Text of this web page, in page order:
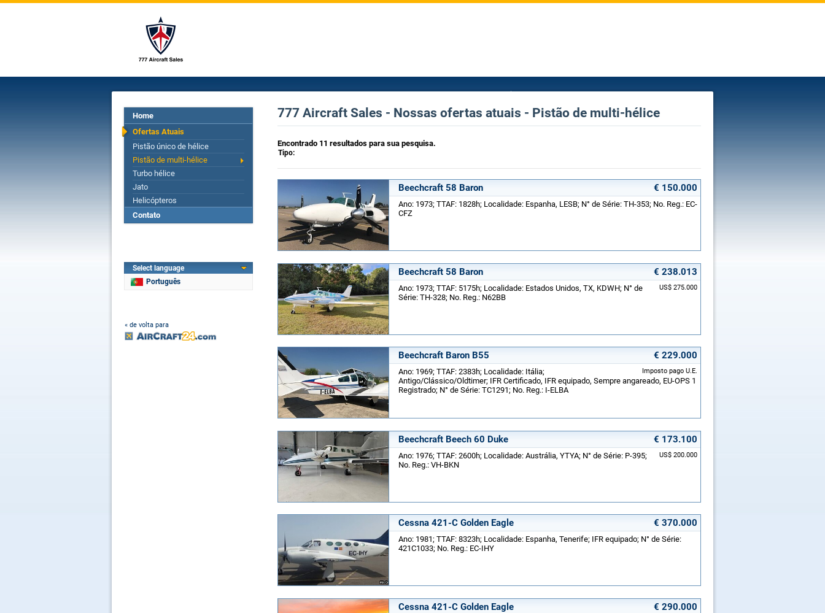
Home
Ofertas Atuais
Pistão único de hélice
Pistão de multi-hélice
Turbo hélice
Jato
Helicópteros
Contato
Select language
Português
« de volta para
777 Aircraft Sales - Nossas ofertas atuais - Pistão de multi-hélice
Encontrado 11 resultados para sua pesquisa.
Tipo:
Beechcraft 58 Baron € 150.000
Ano: 1973; TTAF: 1828h; Localidade: Espanha, LESB; N° de Série: TH-353; No. Reg.: EC-
CFZ
Beechcraft 58 Baron € 238.013
US$ 275.000
Ano: 1973; TTAF: 5175h; Localidade: Estados Unidos, TX, KDWH; N° de
Série: TH-328; No. Reg.: N62BB
Beechcraft Baron B55 € 229.000
Imposto pago U.E.
Ano: 1969; TTAF: 2383h; Localidade: Itália;
Antigo/Clássico/Oldtimer; IFR Certificado, IFR equipado, Sempre angareado, EU-OPS 1
Registrado; N° de Série: TC1291; No. Reg.: I-ELBA
Beechcraft Beech 60 Duke € 173.100
US$ 200.000
Ano: 1976; TTAF: 2600h; Localidade: Austrália, YTYA; N° de Série: P-395;
No. Reg.: VH-BKN
Cessna 421-C Golden Eagle € 370.000
Ano: 1981; TTAF: 8323h; Localidade: Espanha, Tenerife; IFR equipado; N° de Série:
421C1033; No. Reg.: EC-IHY
Cessna 421-C Golden Eagle € 290.000